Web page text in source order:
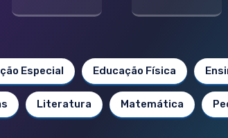
Especial Educação Física
Literatura Matemática